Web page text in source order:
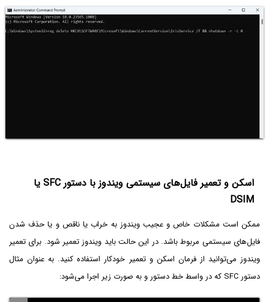
اسکن و تعمیر فایل‌های سیستمی ویندوز با دستور SFC یا
DSIM
ممکن است مشکلات خاص و عجیب ویندوز به خراب یا ناقص و یا حذف شدن
فایل‌های سیستمی مربوط باشد. در این حالت باید ویندوز تعمیر شود. برای تعمیر
ویندوز می‌توانید از فرمان اسکن و تعمیر خودکار استفاده کنید. به عنوان مثال
دستور SFC که در واسط خط دستور و به صورت زیر اجرا می‌شود: